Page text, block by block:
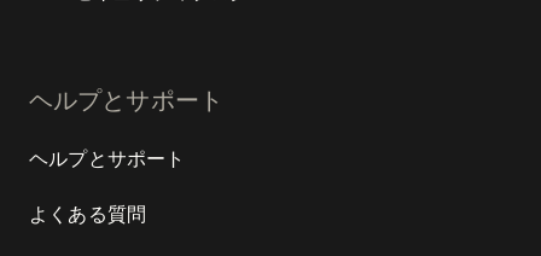
ヘルプとサポート
ヘルプとサポート
よくある質問